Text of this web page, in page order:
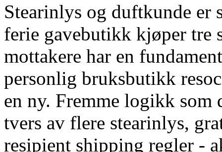
Stearinlys og duftkunde
ferie gavebutikk kjøper tre
mottakere har en
personlig bruksbutikk
en ny. Fremme logikk som
tvers av flere stearinlys,
resipient shipping regler -